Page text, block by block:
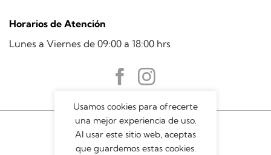
Horarios de Atención
Lunes a Viernes de 09:00 a 18:00 hrs
Usamos cookies para ofrecerte
una mejor experiencia de uso.
Al usar este sitio web, aceptas
que guardemos estas cookies.